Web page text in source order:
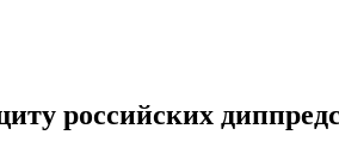
российских